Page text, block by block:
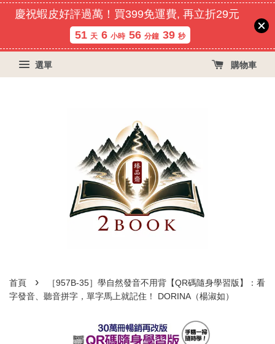
慶祝蝦皮好評過萬！買399免運費, 再立折29元
51 天 6 小時 56 分鐘 38 秒
選單 購物車
首頁 ›
［957B-35］學自然發音不用背【QR碼隨身學習版】：看
字發音、聽音拼字，單字馬上就記住！ DORINA（楊淑如）